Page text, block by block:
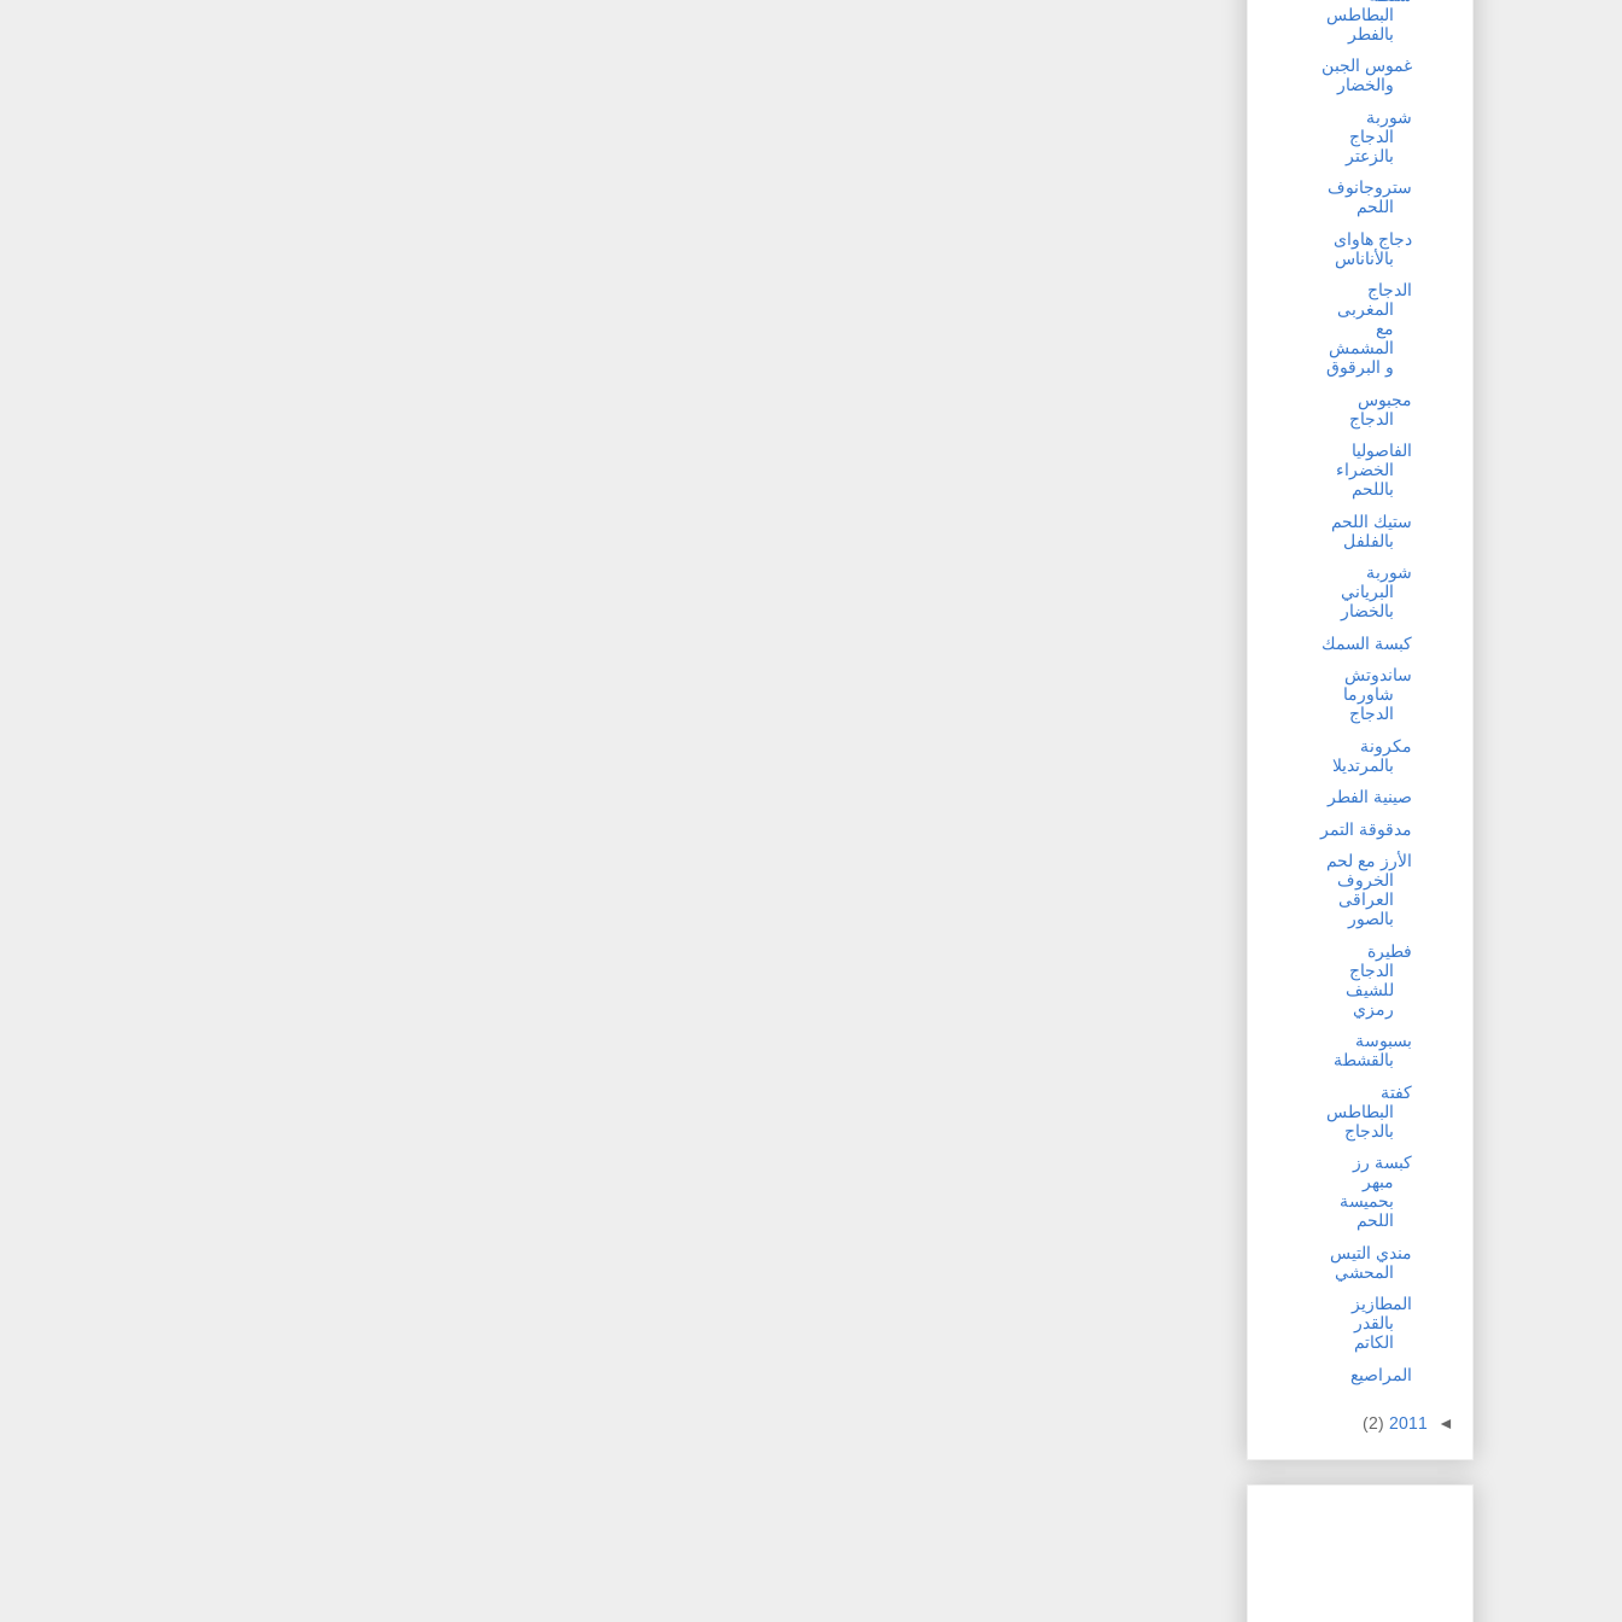
البطاطس
بالفطر
غموس الجبن
والخضار
شوربة
الدجاج
بالزعتر
ستروجانوف
اللحم
دجاج هاواى
بالأناناس
الدجاج
المغربى
مع
المشمش
و البرقوق
مجبوس
الدجاج
الفاصوليا
الخضراء
باللحم
ستيك اللحم
بالفلفل
شوربة
البرياني
بالخضار
كبسة السمك
ساندوتش
شاورما
الدجاج
مكرونة
بالمرتديلا
صينية الفطر
مدقوقة التمر
الأرز مع لحم
الخروف
العراقى
بالصور
فطيرة
الدجاج
للشيف
رمزي
بسبوسة
بالقشطة
كفتة
البطاطس
بالدجاج
كبسة رز
مبهر
بحميسة
اللحم
مندي التيس
المحشي
المطازيز
بالقدر
الكاتم
المراصيع
◄
2011
(2)